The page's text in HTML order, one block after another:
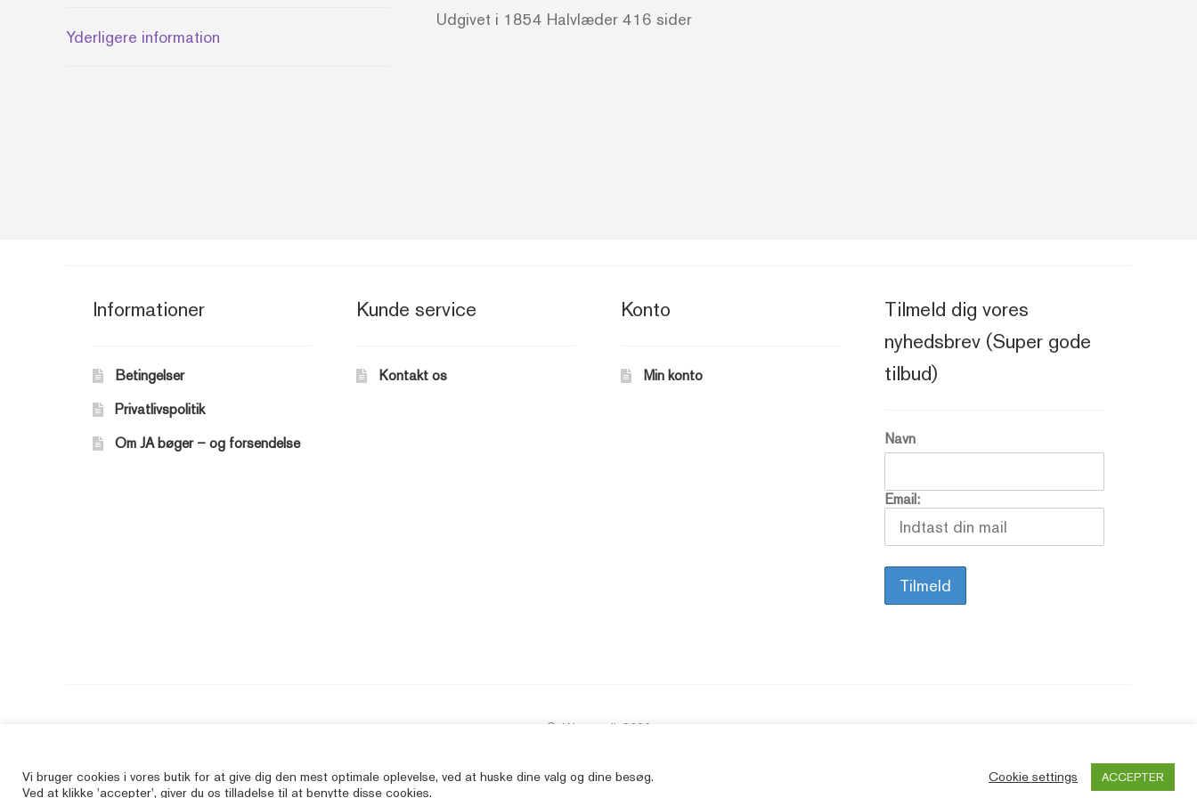
Yderligere information
Udgivet i 1854 Halvlæder 416 sider
Informationer
Betingelser
Privatlivspolitik
Om JA bøger – og forsendelse
Kunde service
Kontakt os
Konto
Min konto
Tilmeld dig vores
nyhedsbrev (Super gode
tilbud)
Navn
Email:
© JAbøger.dk 2026
Vi bruger cookies i vores butik for at give dig den mest optimale oplevelse, ved at huske dine valg og dine besøg.
Ved at klikke 'accepter', giver du os tilladelse til at benytte disse cookies.
Cookie settings ACCEPTER